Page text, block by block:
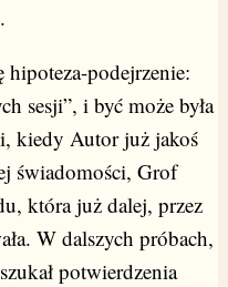
hipoteza-podejrzenie:
sesji”, i być może była
kiedy Autor już jakoś
świadomości, Grof
która już dalej, przez
W dalszych próbach,
potwierdzenia